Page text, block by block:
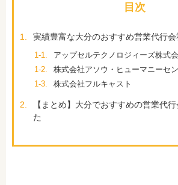
目次
1. 実績豊富な大分のおすすめ営業代行会
1-1.
アップセルテクノロジィーズ株式
1-2.
株式会社アソウ・ヒューマニーセ
1-3.
株式会社フルキャスト
2.
【まとめ】大分でおすすめの営業代
た